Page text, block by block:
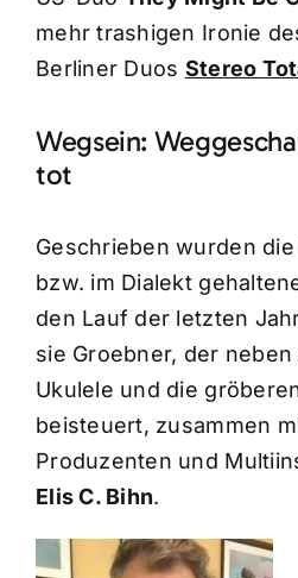
mehr trashigen Ironie
Berliner Duos Stereo
Wegsein:
tot
Geschrieben wurden
bzw. im Dialekt
den Lauf der letzten
sie Groebner, der neben
Ukulele und die
beisteuert, zusammen
Produzenten und
Elis C. Bihn.